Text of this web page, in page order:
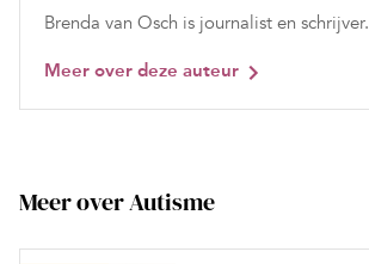
Brenda van Osch is journalist en schrijver.
Meer over deze auteur
Meer over Autisme